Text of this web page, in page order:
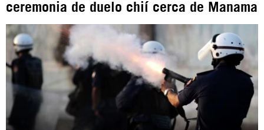
https://urmedium.com/c/hispantv
Instagram como: hispan_tv
ceremonia de duelo chií cerca de Manama